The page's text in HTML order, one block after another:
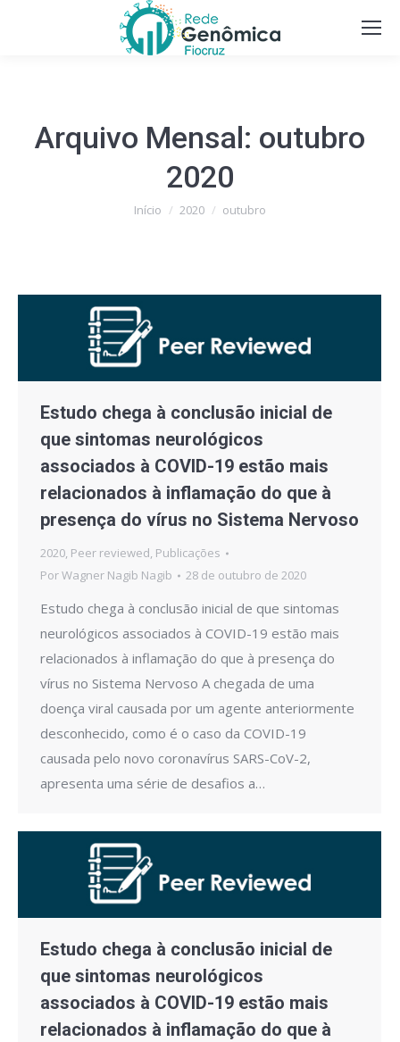
Arquivo Mensal: outubro
2020
Você está aqui:
Início 2020 outubro
Estudo chega à conclusão inicial de
que sintomas neurológicos
associados à COVID-19 estão mais
relacionados à inflamação do que à
presença do vírus no Sistema Nervoso
2020, Peer reviewed, Publicações
PorWagner Nagib Nagib 28 de outubro de 2020
Estudo chega à conclusão inicial de que sintomas
neurológicos associados à COVID-19 estão mais
relacionados à inflamação do que à presença do
vírus no Sistema Nervoso A chegada de uma
doença viral causada por um agente anteriormente
desconhecido, como é o caso da COVID-19
causada pelo novo coronavírus SARS-CoV-2,
apresenta uma série de desafios a…
Estudo chega à conclusão inicial de
que sintomas neurológicos
associados à COVID-19 estão mais
relacionados à inflamação do que à